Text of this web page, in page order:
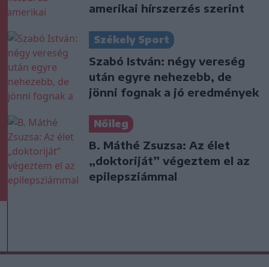
amerikai hírszerzés szerint
Székely Sport
Szabó István: négy vereség
után egyre nehezebb, de
jönni fognak a jó eredmények
Nőileg
B. Máthé Zsuzsa: Az élet
„doktoriját” végeztem el az
epilepsziámmal